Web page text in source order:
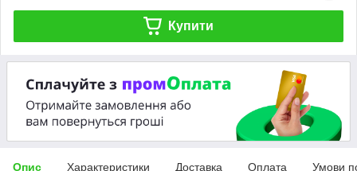
Купити
Опис Характеристики Доставка Оплата Умови